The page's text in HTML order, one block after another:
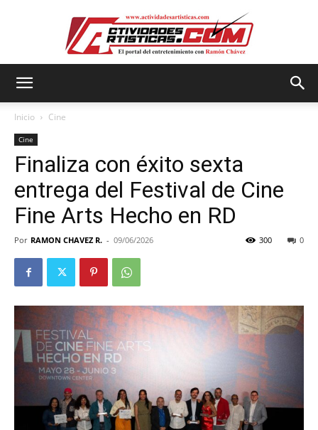
Inicio Cine
Cine
Finaliza con éxito sexta
entrega del Festival de Cine
Fine Arts Hecho en RD
Por RAMON CHAVEZ R. - 09/06/2026 0
300